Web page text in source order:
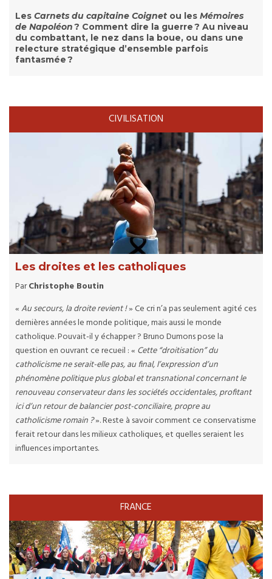
Les Carnets du capitaine Coignet ou les Mémoires
de Napoléon? Comment dire la guerre ? Au niveau
du combattant, le nez dans la boue, ou dans une
relecture stratégique d’ensemble parfois
fantasmée ?
CIVILISATION
Les droites et les catholiques
ParChristophe Boutin
«Au secours, la droite revient !» Ce cri n’a pas seulement agité ces
dernières années le monde politique, mais aussi le monde
catholique. Pouvait-il y échapper ? Bruno Dumons pose la
question en ouvrant ce recueil : « Cette “droitisation” du
catholicisme ne serait-elle pas, au final, l’expression d’un
phénomène politique plus global et transnational concernant le
renouveau conservateur dans les sociétés occidentales, profitant
ici d’un retour de balancier post-conciliaire, propre au
catholicisme romain ?». Reste à savoir comment ce conservatisme
ferait retour dans les milieux catholiques, et quelles seraient les
influences importantes.
FRANCE